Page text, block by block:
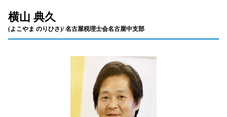
横山 典久
(よこやま のりひさ)/ 名古屋税理士会名古屋中支部